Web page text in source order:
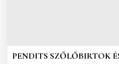
PENDITS SZŐLŐBIRTOK